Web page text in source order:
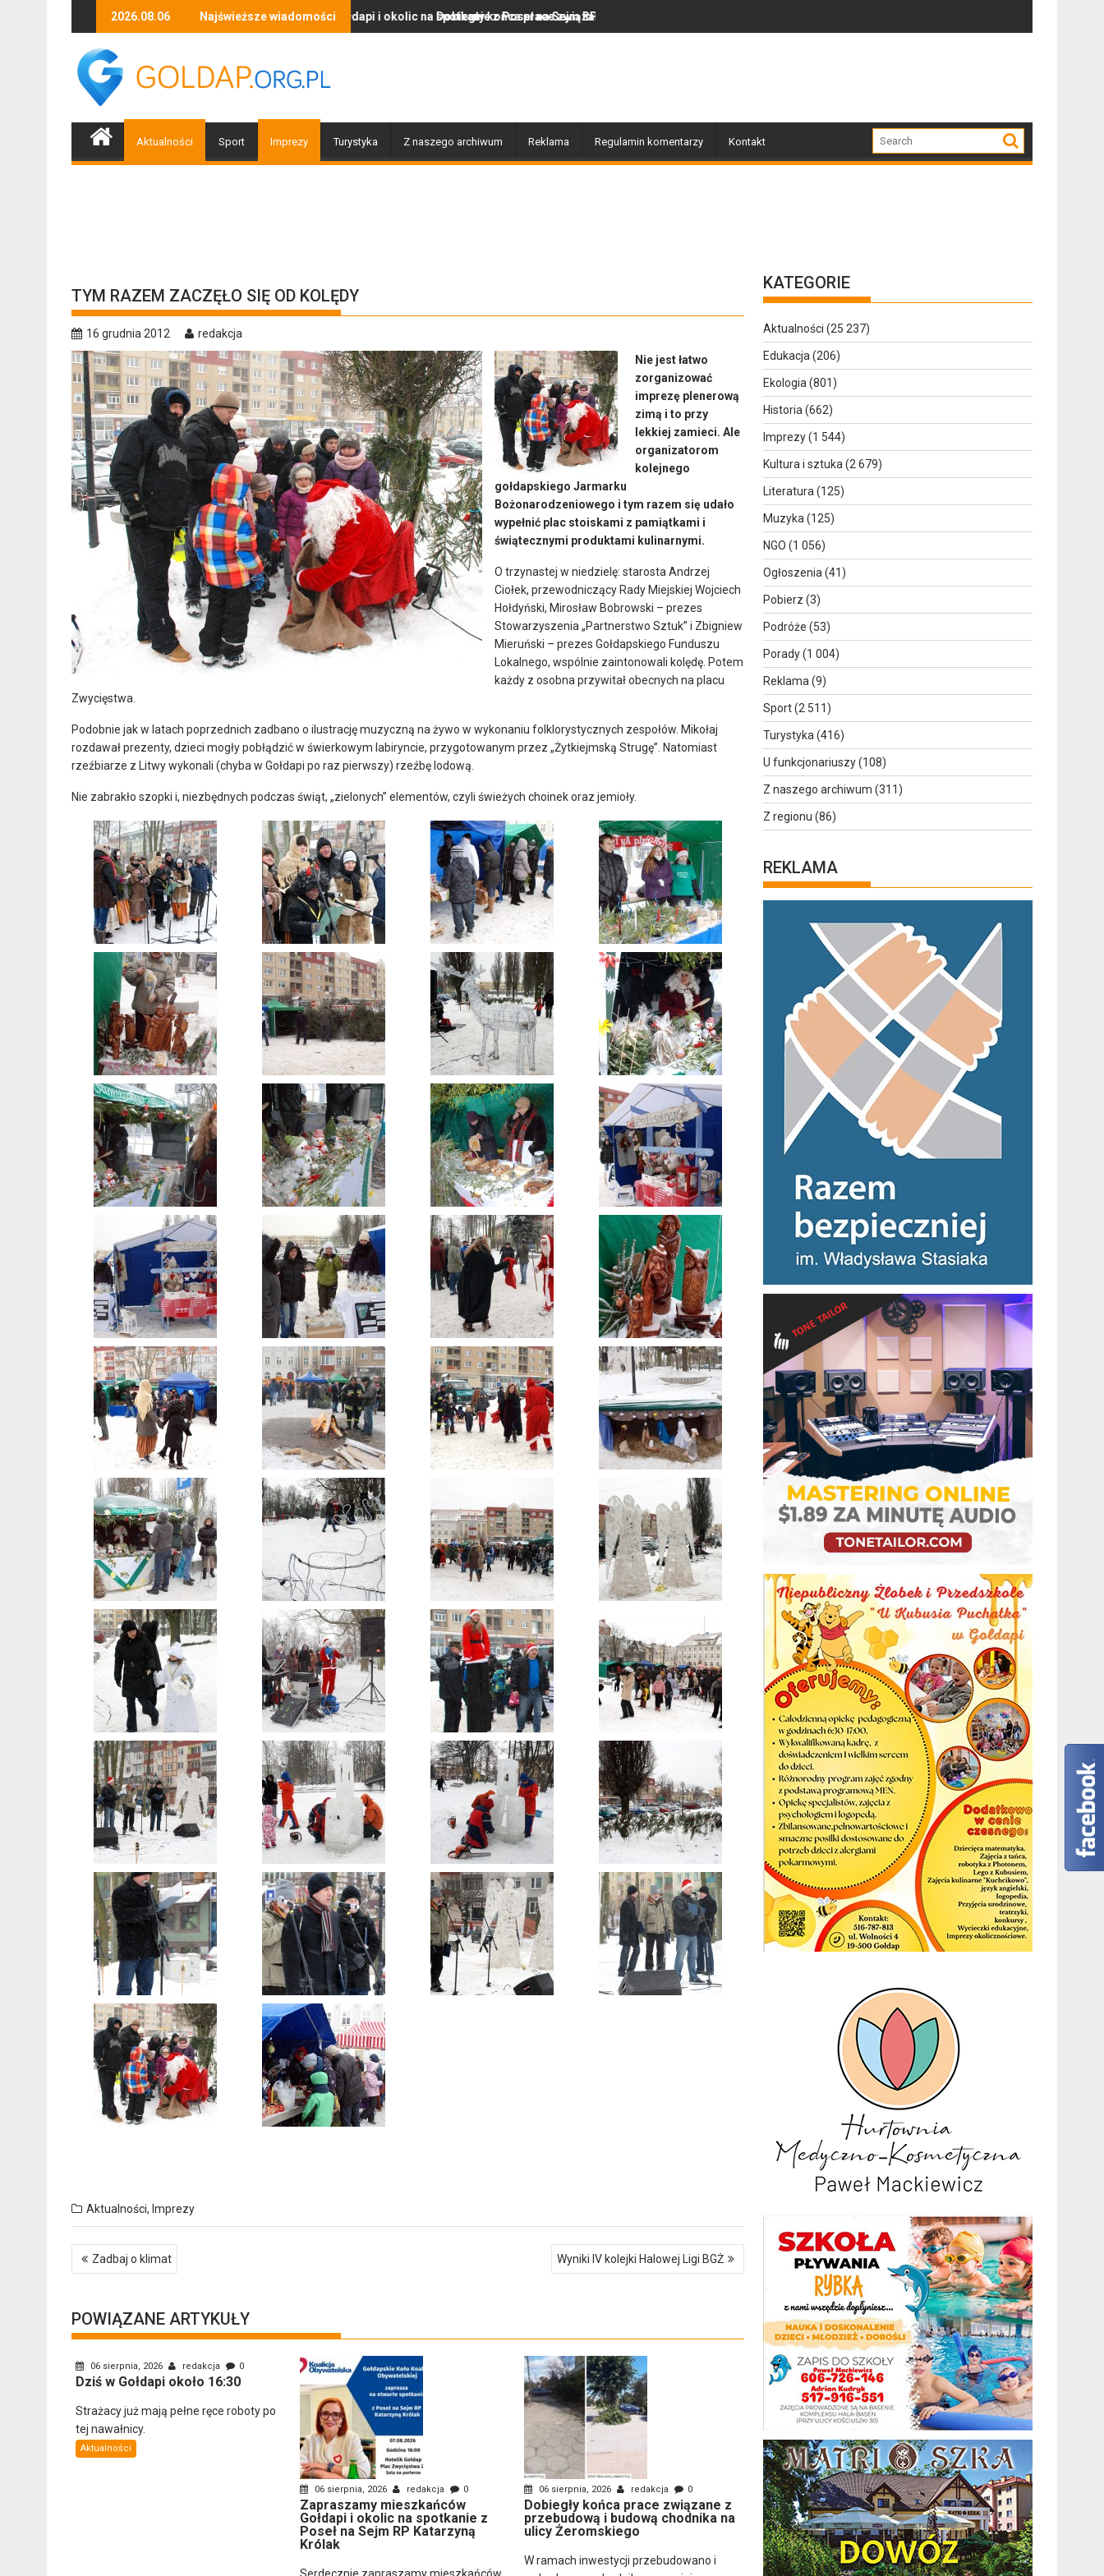
2026.08.06 Najświeższe wiadomości
Zapraszamy mieszkańców Gołdapi i okolic na spotkanie z Poseł na Sejm RP Katarzyną Królak
Dobiegły końca prace związane z przebudową i budową chodnika na ulicy Żeromskiego
Z regionu. Wpadł przez nawigację
Aktualności Sport Imprezy Turystyka Z naszego archiwum Reklama Regulamin komentarzy Kontakt
TYM RAZEM ZACZĘŁO SIĘ OD KOLĘDY
16 grudnia 2012
redakcja
Nie jest łatwo
zorganizować
imprezę plenerową
zimą i to przy
lekkiej zamieci. Ale
organizatorom
kolejnego
gołdapskiego Jarmarku
Bożonarodzeniowego i tym razem się udało
wypełnić plac stoiskami z pamiątkami i
świątecznymi produktami kulinarnymi.
O trzynastej w niedzielę: starosta Andrzej
Ciołek, przewodniczący Rady Miejskiej Wojciech
Hołdyński, Mirosław Bobrowski – prezes
Stowarzyszenia „Partnerstwo Sztuk” i Zbigniew
Mieruński – prezes Gołdapskiego Funduszu
Lokalnego, wspólnie zaintonowali kolędę. Potem
każdy z osobna przywitał obecnych na placu
Zwycięstwa.
Podobnie jak w latach poprzednich zadbano o ilustrację muzyczną na żywo w wykonaniu folklorystycznych zespołów. Mikołaj
rozdawał prezenty, dzieci mogły pobłądzić w świerkowym labiryncie, przygotowanym przez „Żytkiejmską Strugę”. Natomiast
rzeźbiarze z Litwy wykonali (chyba w Gołdapi po raz pierwszy) rzeźbę lodową.
Nie zabrakło szopki i, niezbędnych podczas świąt, „zielonych” elementów, czyli świeżych choinek oraz jemioły.
Aktualności, Imprezy
Nawigacja
wpisu
Zadbaj o klimat Wyniki IV kolejki Halowej Ligi BGŻ
POWIĄZANE ARTYKUŁY
06 sierpnia, 2026 redakcja 0
Dziś w Gołdapi około 16:30
Strażacy już mają pełne ręce roboty po
tej nawałnicy.
Aktualności
06 sierpnia, 2026 redakcja 0
Zapraszamy mieszkańców
Gołdapi i okolic na spotkanie z
Poseł na Sejm RP Katarzyną
Królak
Serdecznie zapraszamy mieszkańców
06 sierpnia, 2026 redakcja 0
Dobiegły końca prace związane z
przebudową i budową chodnika na
ulicy Żeromskiego
W ramach inwestycji przebudowano i
KATEGORIE
Aktualności (25 237)
Edukacja (206)
Ekologia (801)
Historia (662)
Imprezy(1 544)
Kultura i sztuka (2 679)
Literatura (125)
Muzyka (125)
NGO (1 056)
Ogłoszenia (41)
Pobierz (3)
Podróże (53)
Porady(1 004)
Reklama (9)
Sport(2 511)
Turystyka (416)
U funkcjonariuszy(108)
Z naszego archiwum (311)
Z regionu (86)
REKLAMA